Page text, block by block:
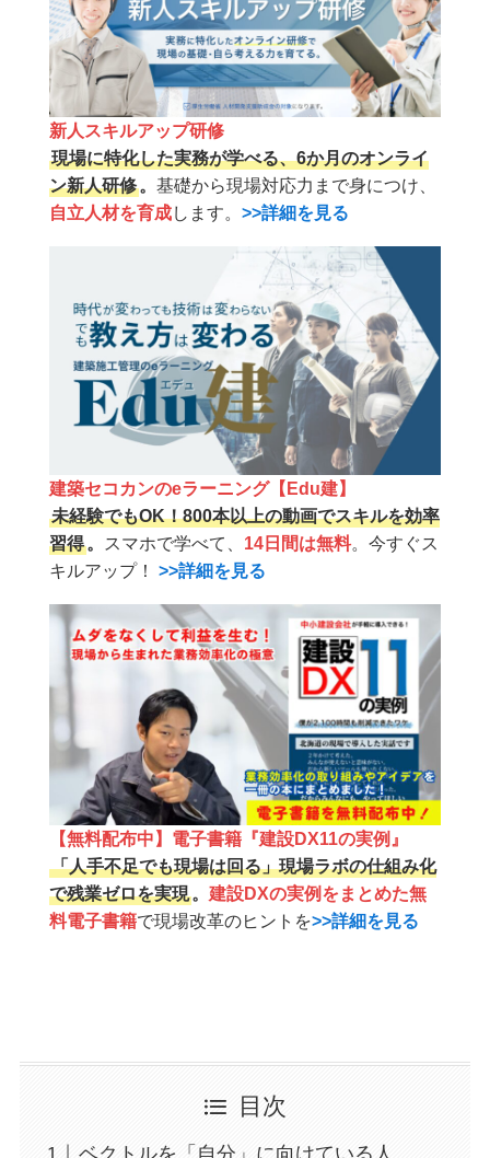
新人スキルアップ研修
現場に特化した実務が学べる、6か月のオンライ
ン新人研修。 基礎から現場対応力まで身につけ、
自立人材を育成します。 >>詳細を見る
建築セコカンのeラーニング【Edu建】
未経験でもOK！800本以上の動画でスキルを効率
習得。 スマホで学べて、 14日間は無料。今すぐス
キルアップ！ >>詳細を見る
【無料配布中】電子書籍『建設DX11の実例』
「人手不足でも現場は回る」現場ラボの仕組み化
で残業ゼロを実現。 建設DXの実例をまとめた無
料電子書籍で現場改革のヒントを>>詳細を見る
目次